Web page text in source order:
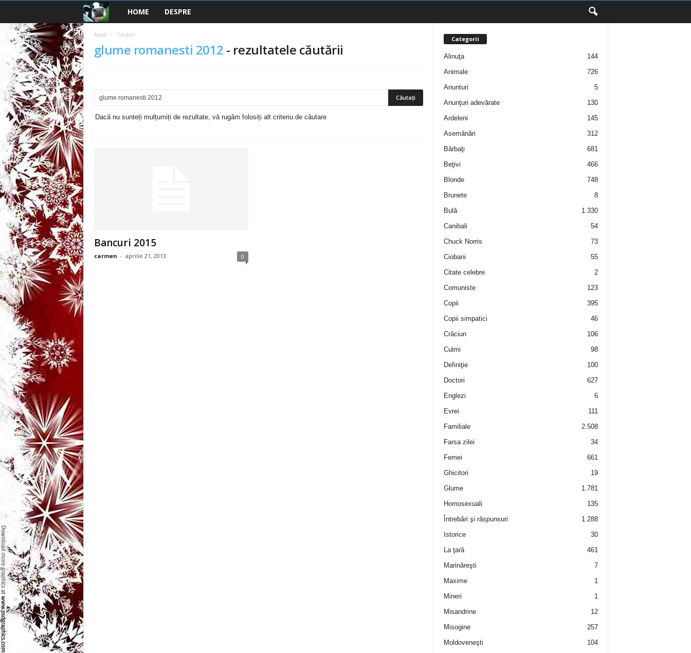
a
n
u
HOME DESPRE
Acasă Căutați
glume romanesti 2012 - rezultatele căutării
Dacă nu sunteți mulțumiți de rezultate, vă rugăm folosiți alt criteriu de căutare
Bancuri 2015
carmen - aprilie 21, 2013 0
Categorii
Alinuţa
144
Animale
726
Anunturi
5
Anunţuri adevărate
130
Ardeleni
145
Asemănări
312
Bărbaţi
681
Beţivi
466
Blonde
748
Brunete
8
Bulă
1.330
Canibali
54
Chuck Norris
73
Ciobani
55
Citate celebre
2
Comuniste
123
Copii
395
Copii simpatici
46
Crăciun
106
Culmi
98
Definiţie
100
Doctori
627
Englezi
6
Evrei
111
Familiale
2.508
Farsa zilei
34
Femei
661
Ghicitori
19
Glume
1.781
Homosexuali
135
Întrebări şi răspunsuri
1.288
Istorice
30
La ţară
461
Marinăreşti
7
Maxime
1
Mineri
1
Misandrine
12
Misogine
257
Moldoveneşti
104